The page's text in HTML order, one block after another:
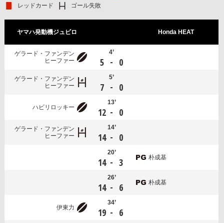
レッドカード
ゴール失敗
ヤマハ発動機ジュビロ Honda HEAT
ゲラード・ファンデン
ヒーファー
4’
5 - 0
ゲラード・ファンデン
ヒーファー
5’
7 - 0
ハビリロッキー
13’
12 - 0
ゲラード・ファンデン
ヒーファー
14’
14 - 0
20’
14 - 3 朴成基
26’
14 - 6 朴成基
伊東力
34’
19 - 6